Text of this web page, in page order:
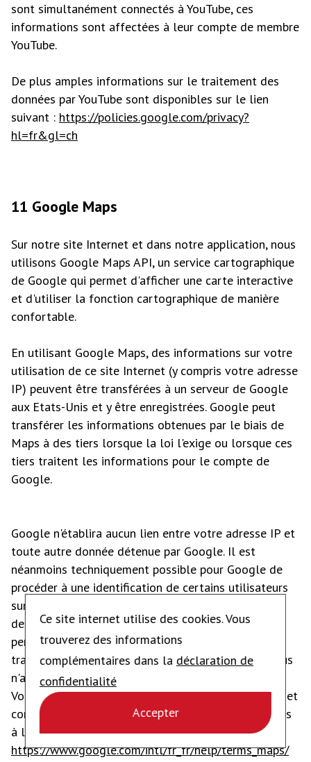
sont simultanément connectés à YouTube, ces
informations sont affectées à leur compte de membre
YouTube.
De plus amples informations sur le traitement des
données par YouTube sont disponibles sur le lien
suivant : https://policies.google.com/privacy?
hl=fr&gl=ch
11 Google Maps
Sur notre site Internet et dans notre application, nous
utilisons Google Maps API, un service cartographique
de Google qui permet d'afficher une carte interactive
et d'utiliser la fonction cartographique de manière
confortable.
En utilisant Google Maps, des informations sur votre
utilisation de ce site Internet (y compris votre adresse
IP) peuvent être transférées à un serveur de Google
aux Etats-Unis et y être enregistrées. Google peut
transférer les informations obtenues par le biais de
Maps à des tiers lorsque la loi l'exige ou lorsque ces
tiers traitent les informations pour le compte de
Google.
Google n'établira aucun lien entre votre adresse IP et
toute autre donnée détenue par Google. Il est
néanmoins techniquement possible pour Google de
procéder à une identification de certains utilisateurs
sur la base des données reçues. Il est possible que
des données personnelles et des profils de
personnalité des utilisateurs du site Internet soient
traités par Google à d'autres fins sur lesquelles nous
n'avons et ne pouvons avoir aucune influence.
Vous pouvez consulter les règles de confidentialité et
conditions d’utilisation de Google pour Google Maps
à l'adresse
https://www.google.com/intl/fr_fr/help/terms_maps/
Ce site internet utilise des cookies. Vous
trouverez des informations
complémentaires dans la déclaration de
confidentialité
Accepter